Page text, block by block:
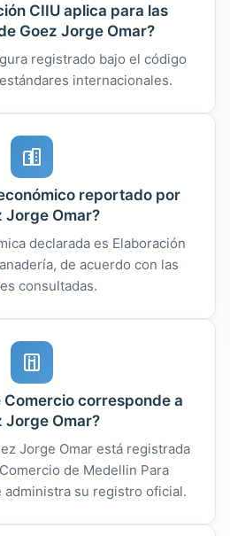
CIIU aplica para las
Goez Jorge Omar?
registrado bajo el código
internacionales.
reportado por
Jorge Omar?
declarada es Elaboración
de acuerdo con las
consultadas.
Comercio corresponde a
Jorge Omar?
Jorge Omar está registrada
de Medellin Para
administra su registro oficial.